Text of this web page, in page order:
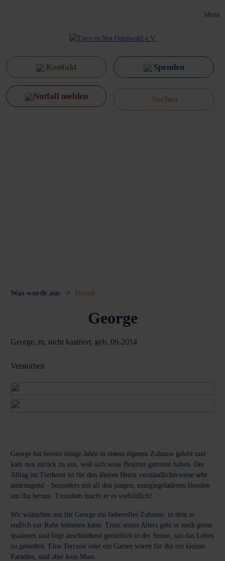
Menü
Kontakt Spenden
Notfall melden
Was wurde aus > Detail
George
George, m, nicht kastriert, geb. 09-2014
Verstorben
George hat bereits einige Jahre in einem eigenen Zuhause gelebt und
kam nun zurück zu uns, weil sich seine Besitzer getrennt haben. Der
Alltag im Tierheim ist für den älteren Herrn verständlicherweise sehr
anstrengend – besonders mit all den jungen, energiegeladenen Hunden
um ihn herum. Trotzdem macht er es vorbildlich!
Wir wünschen uns für George ein liebevolles Zuhause, in dem er
endlich zur Ruhe kommen kann. Trotz seines Alters geht er noch gerne
spazieren und liegt anschließend gemütlich in der Sonne, um das Leben
zu genießen. Eine Terrasse oder ein Garten wären für ihn ein kleines
Paradies, sind aber kein Muss.